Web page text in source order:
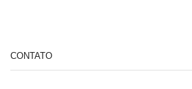
CONTATO